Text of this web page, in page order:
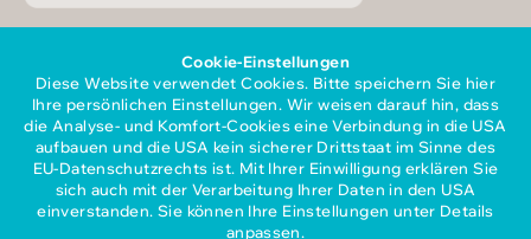
Cookie-Einstellungen
Diese Website verwendet Cookies. Bitte speichern Sie hier
Ihre persönlichen Einstellungen. Wir weisen darauf hin, dass
die Analyse- und Komfort-Cookies eine Verbindung in die USA
aufbauen und die USA kein sicherer Drittstaat im Sinne des
EU-Datenschutzrechts ist. Mit Ihrer Einwilligung erklären Sie
sich auch mit der Verarbeitung Ihrer Daten in den USA
einverstanden. Sie können Ihre Einstellungen unter Details
anpassen.
Mitglied im Gesamtverband
der Personaldienstleister e.V.